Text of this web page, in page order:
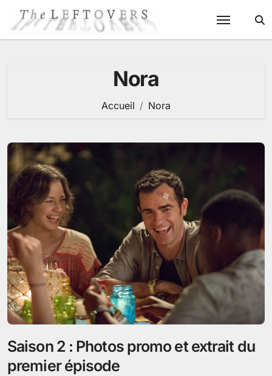
contenu
Nora
Accueil Nora
Saison 2 : Photos promo et extrait du
premier épisode